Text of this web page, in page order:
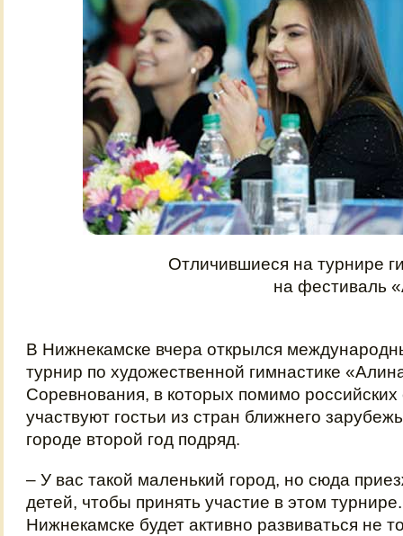
Отличившиеся на турнире
на фестиваль
В Нижнекамске вчера открылся
турнир по художественной гимнастике
Соревнования, в которых помимо российских
участвуют гостьи из стран ближнего
городе второй год подряд.
– У вас такой маленький город, но сюда
детей, чтобы принять участие в этом
Нижнекамске будет активно развиваться не